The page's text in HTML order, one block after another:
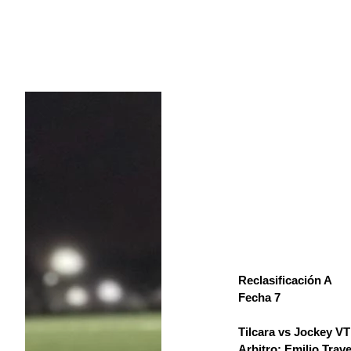
Reclasificación A
Fecha 7
Tilcara vs Jockey VT